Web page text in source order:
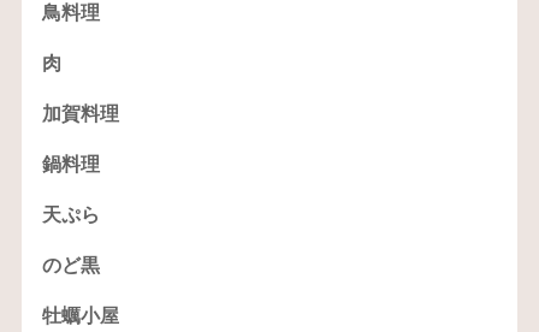
鳥料理
肉
加賀料理
鍋料理
天ぷら
のど黒
牡蠣小屋